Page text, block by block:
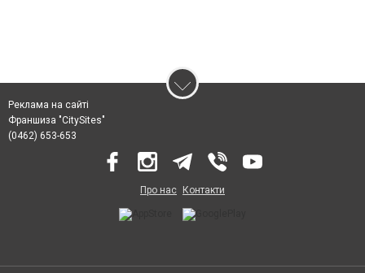
Реклама на сайті
Франшиза "CitySites"
(0462) 653-653
Про нас Контакти